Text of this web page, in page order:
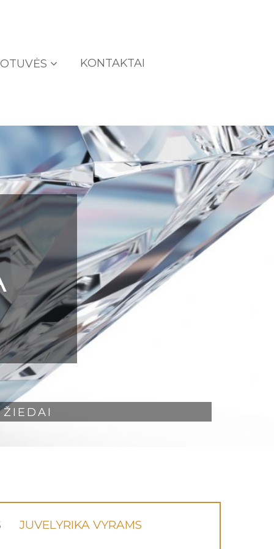
KONTAKTAI
ŽIEDAI
JUVELYRIKA VYRAMS